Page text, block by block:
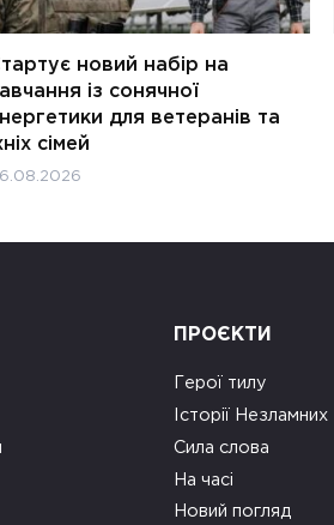
новий набір на
із сонячної
для ветеранів та
сімей
ПРОЄКТИ
Герої тилу
Історії Незламних
Сила слова
На часі
Новий погляд